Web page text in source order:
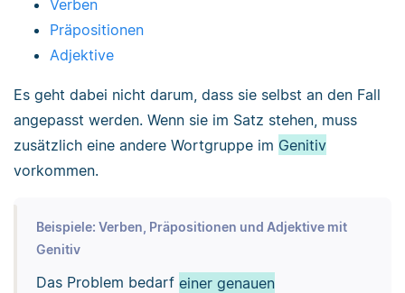
Verben
Präpositionen
Adjektive
Es geht dabei nicht darum, dass sie selbst an den Fall
angepasst werden. Wenn sie im Satz stehen, muss
zusätzlich eine andere Wortgruppe im Genitiv
vorkommen.
Beispiele: Verben, Präpositionen und Adjektive mit
Genitiv
Das Problem bedarf einer genauen